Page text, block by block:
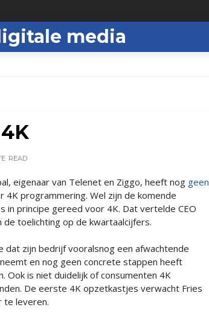
media
READ
eigenaar van Telenet en Ziggo, heeft nog geen
4K programmering. Wel zijn de komende
in principe gereed voor 4K. Dat vertelde CEO
de toelichting op de kwartaalcijfers.
dat zijn bedrijf vooralsnog een afwachtende
en nog geen concrete stappen heeft
Ook is niet duidelijk of consumenten 4K
De eerste 4K opzetkastjes verwacht Fries
te leveren.